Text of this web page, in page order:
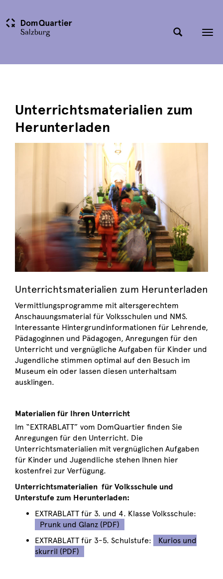
Unterrichtsmaterialien zum
Herunterladen
Unterrichtsmaterialien zum Herunterladen
Vermittlungsprogramme mit altersgerechtem
Anschauungsmaterial für Volksschulen und NMS.
Interessante Hintergrundinformationen für Lehrende,
Pädagoginnen und Pädagogen, Anregungen für den
Unterricht und vergnügliche Aufgaben für Kinder und
Jugendliche stimmen optimal auf den Besuch im
Museum ein oder lassen diesen unterhaltsam
ausklingen.
Materialien für Ihren Unterricht
Im “EXTRABLATT” vom DomQuartier finden Sie
Anregungen für den Unterricht. Die
Unterrichtsmaterialien mit vergnüglichen Aufgaben
für Kinder und Jugendliche stehen Ihnen hier
kostenfrei zur Verfügung.
Unterrichtsmaterialien für Volksschule und
Unterstufe zum Herunterladen:
EXTRABLATT für 3. und 4. Klasse Volksschule:
Prunk und Glanz (PDF)
EXTRABLATT für 3-5. Schulstufe:
Kurios und
skurril (PDF)